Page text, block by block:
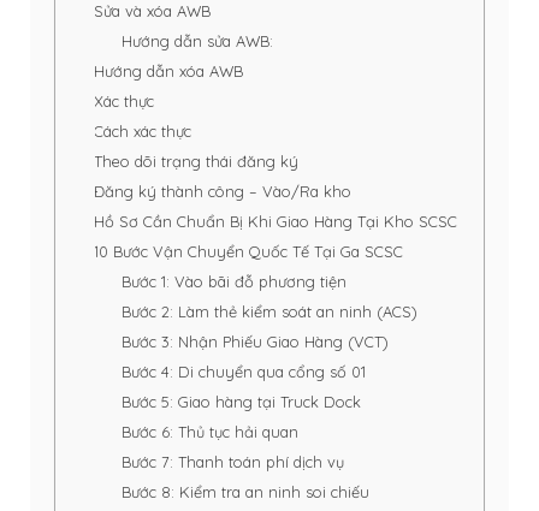
Sửa và xóa AWB
Hướng dẫn sửa AWB:
Hướng dẫn xóa AWB
Xác thực
Cách xác thực
Theo dõi trạng thái đăng ký
Đăng ký thành công – Vào/Ra kho
Hồ Sơ Cần Chuẩn Bị Khi Giao Hàng Tại Kho SCSC
10 Bước Vận Chuyển Quốc Tế Tại Ga SCSC
Bước 1: Vào bãi đỗ phương tiện
Bước 2: Làm thẻ kiểm soát an ninh (ACS)
Bước 3: Nhận Phiếu Giao Hàng (VCT)
Bước 4: Di chuyển qua cổng số 01
Bước 5: Giao hàng tại Truck Dock
Bước 6: Thủ tục hải quan
Bước 7: Thanh toán phí dịch vụ
Bước 8: Kiểm tra an ninh soi chiếu